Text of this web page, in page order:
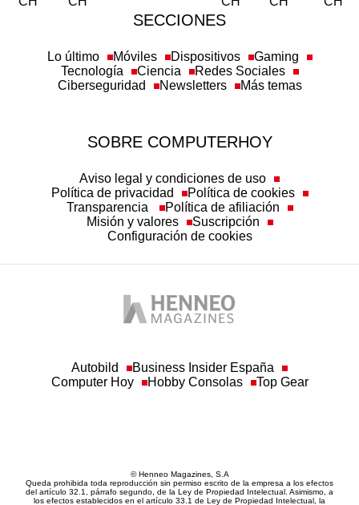
SECCIONES
Lo último Móviles Dispositivos
Gaming
Tecnología
Ciencia
Redes Sociales
Ciberseguridad
Newsletters Más temas
SOBRE COMPUTERHOY
Aviso legal y condiciones de uso
Política de privacidad
Política de cookies
Transparencia
Política de afiliación
Misión y valores
Suscripción
Configuración de cookies
Autobild
Business Insider España
Computer Hoy
Hobby Consolas Top Gear
© Henneo Magazines, S.A
Queda prohibida toda reproducción sin permiso escrito de la empresa a los efectos
del artículo 32.1, párrafo segundo, de la Ley de Propiedad Intelectual. Asimismo, a
los efectos establecidos en el artículo 33.1 de Ley de Propiedad Intelectual, la